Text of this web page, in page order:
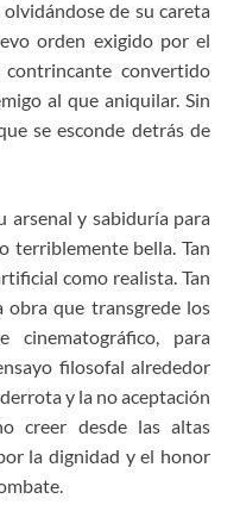
de su careta
orden exigido por el
convertido
al que aniquilar. Sin
se esconde detrás de
arsenal y sabiduría para
terriblemente bella. Tan
como realista. Tan
obra que transgrede los
cinematográfico, para
filosofal alrededor
y la no aceptación
creer desde las altas
la dignidad y el honor